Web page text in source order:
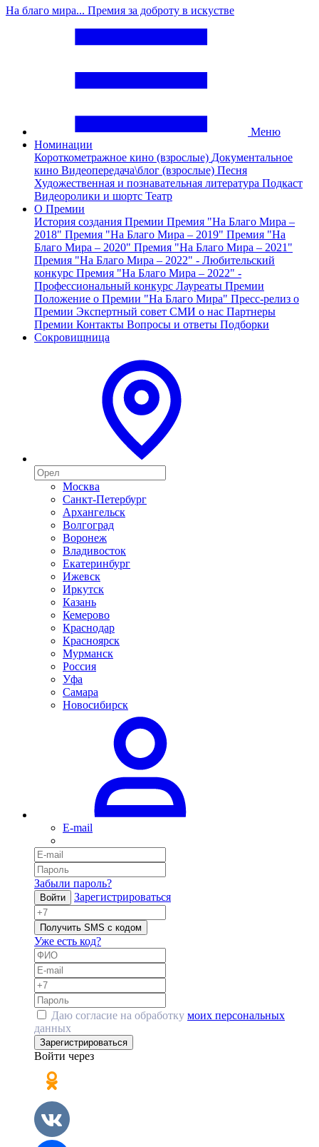
На благо мира... Премия за доброту в искустве
Меню
Номинации
Короткометражное кино (взрослые) Документальное
кино Видеопередача\блог (взрослые) Песня
Художественная и познавательная литература Подкаст
Видеоролики и шортс Театр
О Премии
История создания Премии Премия "На Благо Мира –
2018" Премия "На Благо Мира – 2019" Премия "На
Благо Мира – 2020" Премия "На Благо Мира – 2021"
Премия "На Благо Мира – 2022" - Любительский
конкурс Премия "На Благо Мира – 2022" -
Профессиональный конкурс Лауреаты Премии
Положение о Премии "На Благо Мира" Пресс-релиз о
Премии Экспертный совет СМИ о нас Партнеры
Премии Контакты Вопросы и ответы Подборки
Сокровищница
Москва
Санкт-Петербург
Архангельск
Волгоград
Воронеж
Владивосток
Екатеринбург
Ижевск
Иркутск
Казань
Кемерово
Краснодар
Красноярск
Мурманск
Россия
Уфа
Самара
Новосибирск
E-mail
Забыли пароль?
Войти Зарегистрироваться
Получить SMS с кодом
Уже есть код?
Даю согласие на обработку моих персональных
данных
Зарегистрироваться
Войти через